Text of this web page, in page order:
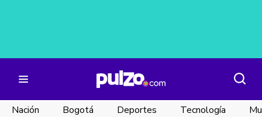
Nación Bogotá Deportes Tecnología